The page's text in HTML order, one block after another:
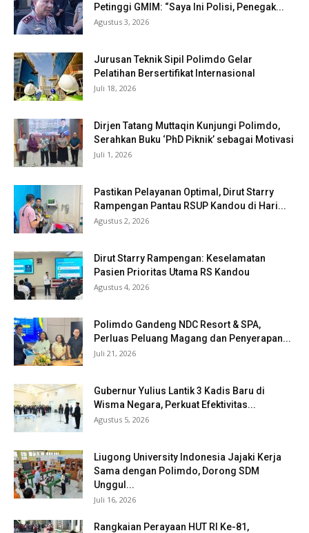
Petinggi GMIM: “Saya Ini Polisi, Penegak...
Agustus 3, 2026
Jurusan Teknik Sipil Polimdo Gelar
Pelatihan Bersertifikat Internasional
Juli 18, 2026
Dirjen Tatang Muttaqin Kunjungi Polimdo,
Serahkan Buku ‘PhD Piknik’ sebagai Motivasi
Juli 1, 2026
Pastikan Pelayanan Optimal, Dirut Starry
Rampengan Pantau RSUP Kandou di Hari...
Agustus 2, 2026
Dirut Starry Rampengan: Keselamatan
Pasien Prioritas Utama RS Kandou
Agustus 4, 2026
Polimdo Gandeng NDC Resort & SPA,
Perluas Peluang Magang dan Penyerapan...
Juli 21, 2026
Gubernur Yulius Lantik 3 Kadis Baru di
Wisma Negara, Perkuat Efektivitas...
Agustus 5, 2026
Liugong University Indonesia Jajaki Kerja
Sama dengan Polimdo, Dorong SDM
Unggul...
Juli 16, 2026
Rangkaian Perayaan HUT RI Ke-81,